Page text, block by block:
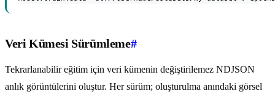
Veri Kümesi Sürümleme#
Tekrarlanabilir eğitim için veri kümenin değiştirilemez NDJSON
anlık görüntülerini oluştur. Her sürüm; oluşturulma anındaki görsel